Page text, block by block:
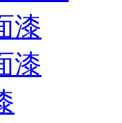
漆
漆